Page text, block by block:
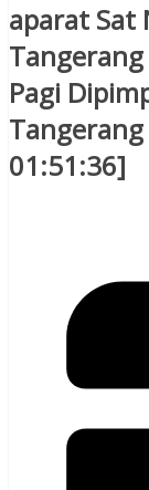
aparat Sat
Pagi
01:51:36]